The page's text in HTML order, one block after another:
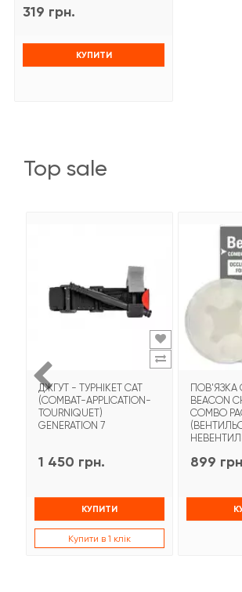
319 грн.
КУПИТИ
top sale
ДЖГУТ - ТУРНІКЕТ CAT
(COMBAT-APPLICATION-
TOURNIQUET)
GENERATION 7
1 450 грн.
КУПИТИ
Купити в 1 клік
ПОВ'ЯЗКА
BEACON
COMBO
899